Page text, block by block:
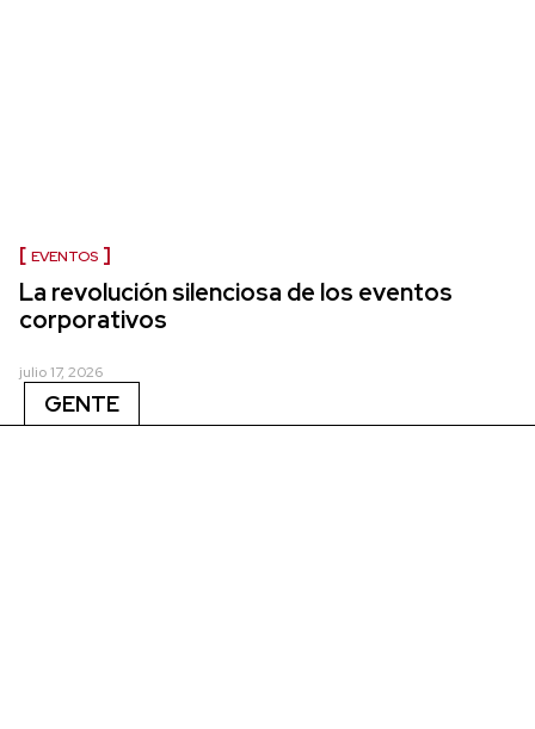
EVENTOS
La revolución silenciosa de los eventos
corporativos
julio 17, 2026
GENTE